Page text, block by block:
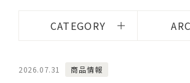
CATEGORY
2026.07.31 商品情報